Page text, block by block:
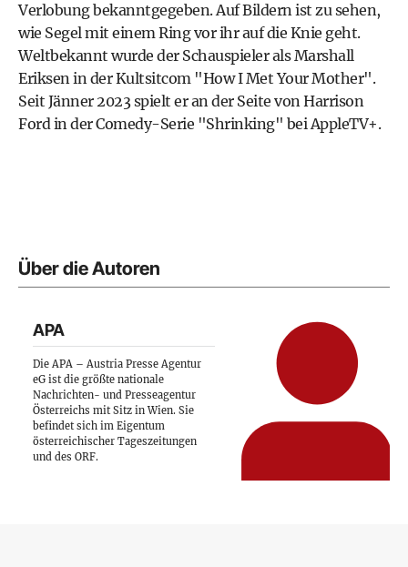
Verlobung bekanntgegeben. Auf Bildern ist zu sehen,
wie Segel mit einem Ring vor ihr auf die Knie geht.
Weltbekannt wurde der Schauspieler als Marshall
Eriksen in der Kultsitcom "How I Met Your Mother".
Seit Jänner 2023 spielt er an der Seite von Harrison
Ford in der Comedy-Serie "Shrinking" bei AppleTV+.
Über die Autoren
APA
Die APA – Austria Presse Agentur
eG ist die größte nationale
Nachrichten- und Presseagentur
Österreichs mit Sitz in Wien. Sie
befindet sich im Eigentum
österreichischer Tageszeitungen
und des ORF.